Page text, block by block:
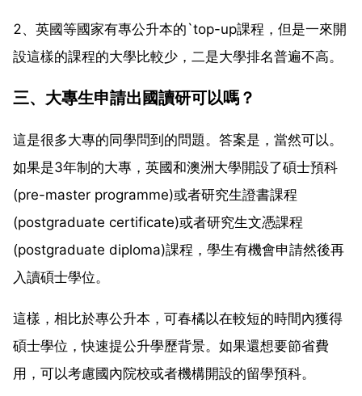
2、英國等國家有專公升本的`top-up課程，但是一來開
設這樣的課程的大學比較少，二是大學排名普遍不高。
三、大專生申請出國讀研可以嗎？
這是很多大專的同學問到的問題。答案是，當然可以。
如果是3年制的大專，英國和澳洲大學開設了碩士預科
(pre-master programme)或者研究生證書課程
(postgraduate certificate)或者研究生文憑課程
(postgraduate diploma)課程，學生有機會申請然後再
入讀碩士學位。
這樣，相比於專公升本，可春橘以在較短的時間內獲得
碩士學位，快速提公升學歷背景。如果還想要節省費
用，可以考慮國內院校或者機構開設的留學預科。